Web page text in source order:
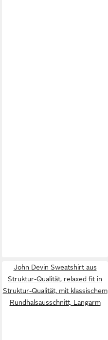
John Devin Sweatshirt aus
Struktur-Qualität, relaxed fit in
Struktur-Qualität, mit klassischem
Rundhalsausschnitt, Langarm